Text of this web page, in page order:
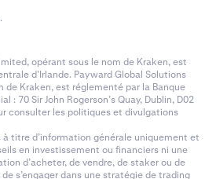
opérant sous le nom de Kraken, est
d’Irlande. Payward Global Solutions
de Kraken, est réglementé par la Banque
: 70 Sir John Rogerson’s Quay, Dublin, D02
consulter les politiques et divulgations
titre d’information générale uniquement et
en investissement ou financiers ni une
d’acheter, de vendre, de staker ou de
s’engager dans une stratégie de trading